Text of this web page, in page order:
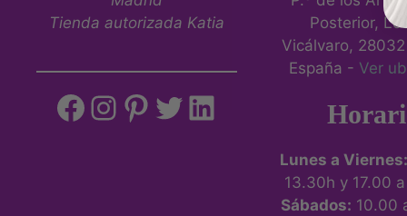
producto
Tienda autorizada Katia
Facebook
Instagram
Pinterest
Twitter
LinkedIn
Posterior,
Vicálvaro,
España - Ver
Lunes a Viernes:
13.30h y 17.00
Sábados: 10.00